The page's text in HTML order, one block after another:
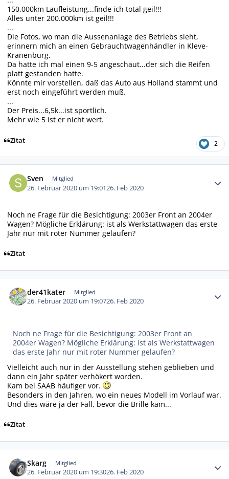
150.000km Laufleistung...finde ich total geil!!!
Alles unter 200.000km ist geil!!!
...
Die Fotos, wo man die Aussenanlage des Betriebs sieht,
erinnern mich an einen Gebrauchtwagenhändler in Kleve-
Kranenburg.
Da hatte ich mal einen 9-5 angeschaut...der sich die Reifen
platt gestanden hatte.
Könnte mir vorstellen, daß das Auto aus Holland stammt und
erst noch eingeführt werden muß.
...
Der Preis...6,5k...ist sportlich.
Mehr wie 5 ist er nicht wert.
Zitat 2
Sven Mitglied
26. Februar 2020 um 19:0126. Feb 2020
Noch ne Frage für die Besichtigung: 2003er Front an 2004er
Wagen? Mögliche Erklärung: ist als Werkstattwagen das erste
Jahr nur mit roter Nummer gelaufen?
Zitat
der41kater Mitglied
26. Februar 2020 um 19:0726. Feb 2020
Noch ne Frage für die Besichtigung: 2003er Front an
2004er Wagen? Mögliche Erklärung: ist als Werkstattwagen
das erste Jahr nur mit roter Nummer gelaufen?
Vielleicht auch nur in der Ausstellung stehen geblieben und
dann ein Jahr später verhökert worden.
Kam bei SAAB häufiger vor.
Besonders in den Jahren, wo ein neues Modell im Vorlauf war.
Und dies wäre ja der Fall, bevor die Brille kam...
Zitat
Skarg Mitglied
26. Februar 2020 um 19:3026. Feb 2020